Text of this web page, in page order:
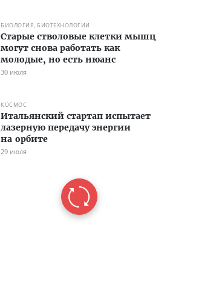
БИОЛОГИЯ, БИОТЕХНОЛОГИИ
Старые стволовые клетки мышц
могут снова работать как
молодые, но есть нюанс
30 июля
КОСМОС
Итальянский стартап испытает
лазерную передачу энергии
на орбите
29 июля